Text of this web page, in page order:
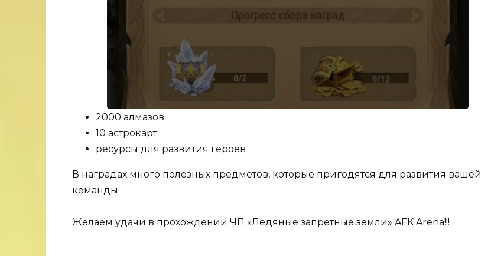
2000 алмазов
10 астрокарт
ресурсы для развития героев
В наградах много полезных предметов, которые пригодятся для развития вашей
команды.
Желаем удачи в прохождении ЧП «Ледяные запретные земли» AFK Arena!!!